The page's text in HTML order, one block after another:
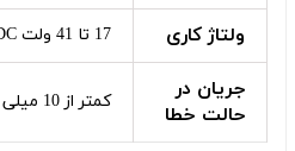
ولتاژ کاری 17 تا 41 ولت DC
جریان در
حالت خطا
کمتر از 10 میلی آمپر